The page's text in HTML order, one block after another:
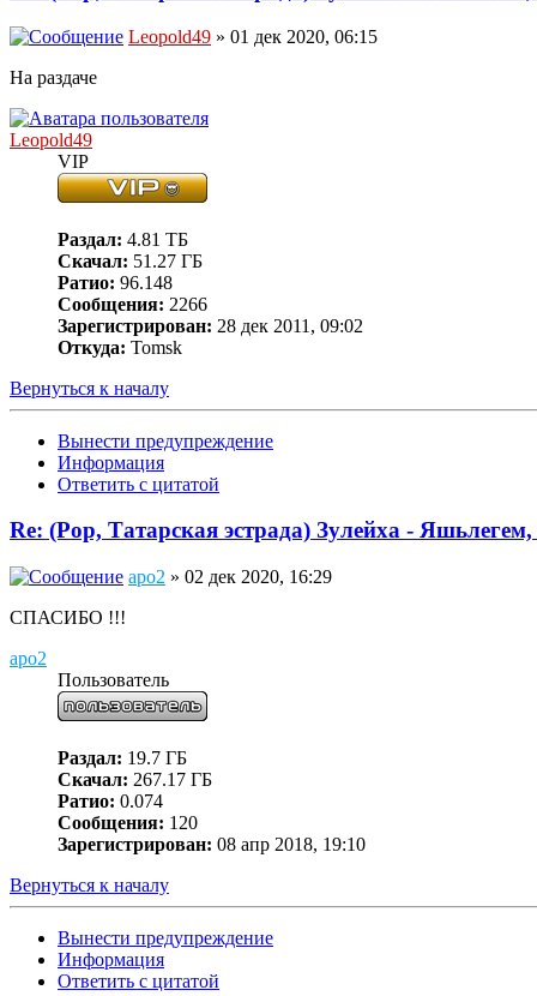
Leopold49 » 01 дек 2020, 06:15
На раздаче
Leopold49
VIP
Раздал: 4.81 ТБ
Скачал: 51.27 ГБ
Ратио: 96.148
Сообщения: 2266
Зарегистрирован: 28 дек 2011, 09:02
Откуда: Tomsk
Вернуться к началу
Вынести предупреждение
Информация
Ответить с цитатой
Re: (Pop, Татарская эстрада) Зулейха -
apo2 » 02 дек 2020, 16:29
СПАСИБО !!!
apo2
Пользователь
Раздал: 19.7 ГБ
Скачал: 267.17 ГБ
Ратио: 0.074
Сообщения: 120
Зарегистрирован: 08 апр 2018, 19:10
Вернуться к началу
Вынести предупреждение
Информация
Ответить с цитатой